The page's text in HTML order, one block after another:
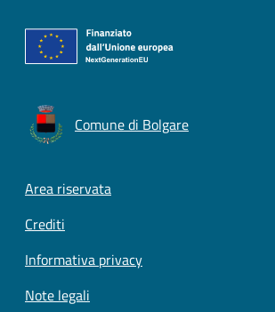
Comune di Bolgare
Footer menu
Area riservata
Crediti
Informativa privacy
Note legali